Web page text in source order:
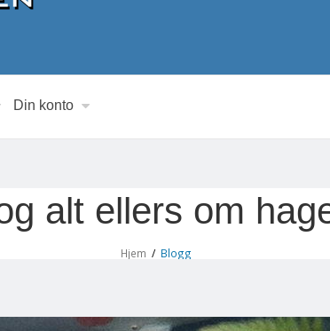
Din konto
alt ellers om
Hjem / Blogg